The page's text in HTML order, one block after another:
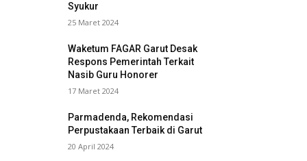
Syukur
25 Maret 2024
Waketum FAGAR Garut Desak
Respons Pemerintah Terkait
Nasib Guru Honorer
17 Maret 2024
Parmadenda, Rekomendasi
Perpustakaan Terbaik di Garut
20 April 2024